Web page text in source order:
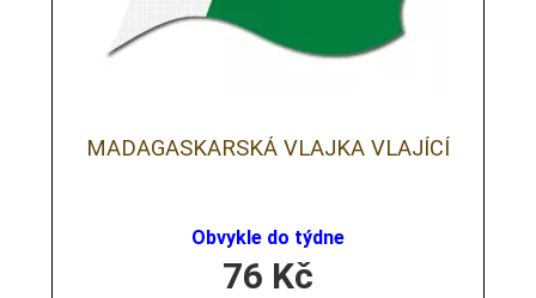
MADAGASKARSKÁ VLAJKA VLAJÍCÍ
Obvykle do týdne
76 Kč